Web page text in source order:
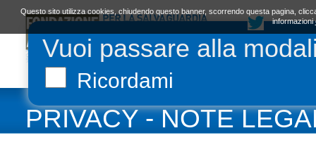
Vuoi passare alla
Ricordami
LA FONDAZIONE
PRIVACY - NOTE
Questo sito utilizza cookies, chiudendo questo banner, scorrendo questa pagina,
informazioni